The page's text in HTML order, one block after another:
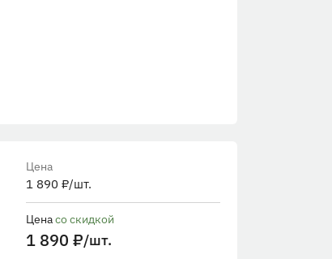
Цена
1 890 ₽/шт.
Ценасо скидкой
1 890 ₽/шт.